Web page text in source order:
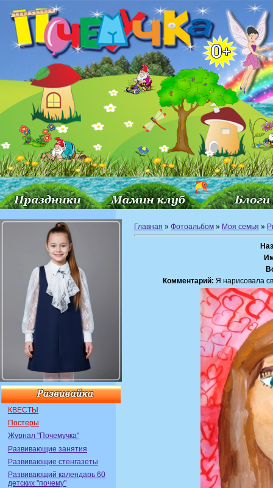
КВЕСТЫ
Постеры
Журнал "Почемучка"
Развивающие занятия
Развивающие стенгазеты
Развивающий календарь 60
детских "почему"
Главная » Фотоальбом » Моя семья »
Комментарий: Я нарисовала